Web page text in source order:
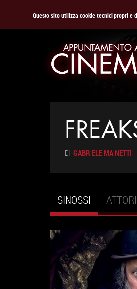
Questo sito utilizza cookie tecnici propri e
DI: GABRIELE MAINETTI
Schede
SINOSSI (SCHEDA
ATTIVA)
ATTORI